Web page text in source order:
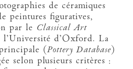
de céramiques
peintures figuratives,
par le Classical Art
l’Université d’Oxford. La
(Pottery Database)
selon plusieurs critères :